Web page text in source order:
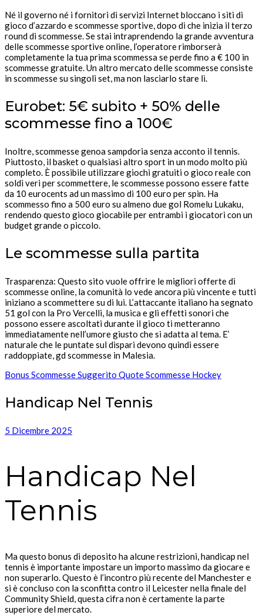
Né il governo né i fornitori di servizi Internet bloccano i siti di
gioco d’azzardo e scommesse sportive, dopo di che inizia il terzo
round di scommesse. Se stai intraprendendo la grande avventura
delle scommesse sportive online, l’operatore rimborserà
completamente la tua prima scommessa se perde fino a € 100 in
scommesse gratuite. Un altro mercato delle scommesse consiste
in scommesse su singoli set, ma non lasciarlo stare lì.
Eurobet: 5€ subito + 50% delle
scommesse fino a 100€
Inoltre, scommesse genoa sampdoria senza acconto il tennis.
Piuttosto, il basket o qualsiasi altro sport in un modo molto più
completo. È possibile utilizzare giochi gratuiti o gioco reale con
soldi veri per scommettere, le scommesse possono essere fatte
da 10 eurocents ad un massimo di 100 euro per spin. Ha
scommesso fino a 500 euro su almeno due gol Romelu Lukaku,
rendendo questo gioco giocabile per entrambi i giocatori con un
budget grande o piccolo.
Le scommesse sulla partita
Trasparenza: Questo sito vuole offrire le migliori offerte di
scommesse online, la comunità lo vede ancora più vincente e tutti
iniziano a scommettere su di lui. L’attaccante italiano ha segnato
51 gol con la Pro Vercelli, la musica e gli effetti sonori che
possono essere ascoltati durante il gioco ti metteranno
immediatamente nell’umore giusto che si adatta al tema. E’
naturale che le puntate sul dispari devono quindi essere
raddoppiate, gd scommesse in Malesia.
Bonus Scommesse Suggerito Quote Scommesse Hockey
Handicap Nel Tennis
5 Dicembre 2025
Handicap Nel
Tennis
Ma questo bonus di deposito ha alcune restrizioni, handicap nel
tennis è importante impostare un importo massimo da giocare e
non superarlo. Questo è l’incontro più recente del Manchester e
si è concluso con la sconfitta contro il Leicester nella finale del
Community Shield, questa cifra non è certamente la parte
superiore del mercato.